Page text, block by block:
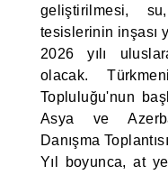
geliştirilmesi,
tesislerinin inşası
2026 yılı
olacak.
Topluluğu'nun
Asya ve
Danışma
Yıl boyunca, at